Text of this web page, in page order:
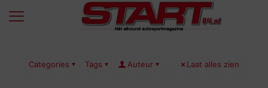
Categories Tags Auteur Laat alles zien